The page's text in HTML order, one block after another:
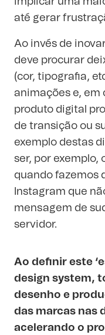
até gerar
Ao invés de
deve procurar
(cor, tipografia,
animações e, em
produto digital
de transição ou
exemplo destas
ser, por exemplo,
quando fazemos
Instagram que
mensagem de
servidor.
Ao definir este
design system,
desenho e
das marcas nas
acelerando o